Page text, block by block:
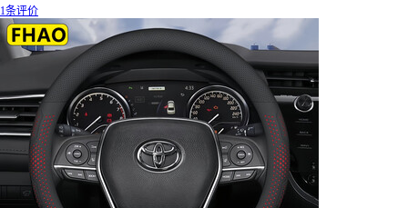
1条评价